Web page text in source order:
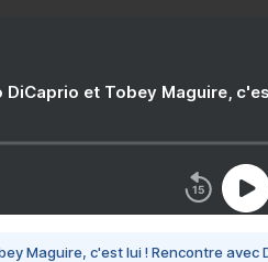
DiCaprio et Tobey Maguire,
Maguire, c'est lui ! Rencontre avec